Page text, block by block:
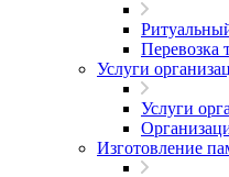
Перевозка
Услуги
Услуги
Изготовление